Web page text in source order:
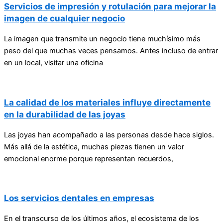
Servicios de impresión y rotulación para mejorar la
imagen de cualquier negocio
La imagen que transmite un negocio tiene muchísimo más
peso del que muchas veces pensamos. Antes incluso de entrar
en un local, visitar una oficina
La calidad de los materiales influye directamente
en la durabilidad de las joyas
Las joyas han acompañado a las personas desde hace siglos.
Más allá de la estética, muchas piezas tienen un valor
emocional enorme porque representan recuerdos,
Los servicios dentales en empresas
En el transcurso de los últimos años, el ecosistema de los